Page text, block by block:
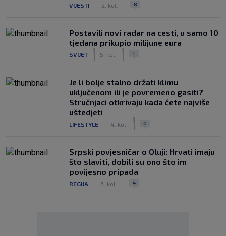
VIJESTI 2. kol. 8
Postavili novi radar na cesti, u samo 10
tjedana prikupio milijune eura
SVIJET 5. kol. 1
Je li bolje stalno držati klimu
uključenom ili je povremeno gasiti?
Stručnjaci otkrivaju kada ćete najviše
uštedjeti
LIFESTYLE 4. kol. 0
Srpski povjesničar o Oluji: Hrvati imaju
što slaviti, dobili su ono što im
povijesno pripada
REGIJA 6. kol. 4